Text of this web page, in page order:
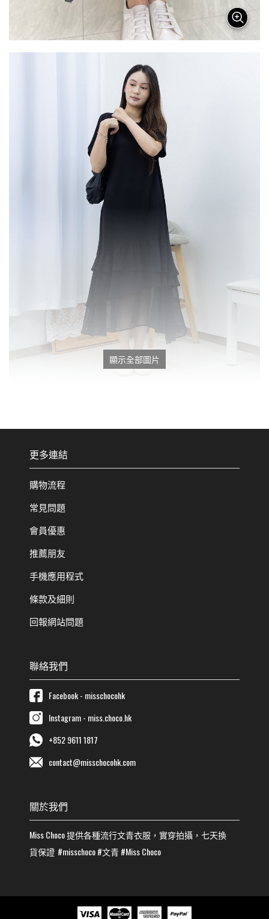
顯示全部圖片
更多連結
購物流程
常見問題
會員優惠
推薦朋友
手機應用程式
條款及細則
回報網站問題
聯絡我們
Facebook - misschocohk
Instagram - miss.choco.hk
+852 9611 1817
contact@misschocohk.com
關於我們
Miss Choco提供各種流行文青衣服，實穿拍攝，七天換
貨保證 #misschoco#文青#Miss Choco